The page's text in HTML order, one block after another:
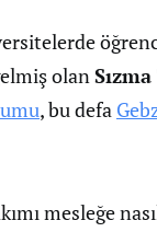
olan
, bu defa
mesleğe